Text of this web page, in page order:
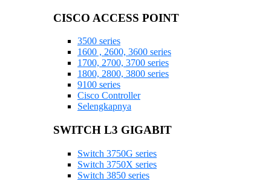
CISCO ACCESS POINT
3500 series
1600 , 2600, 3600 series
1700, 2700, 3700 series
1800, 2800, 3800 series
9100 series
Cisco Controller
Selengkapnya
SWITCH L3 GIGABIT
Switch 3750G series
Switch 3750X series
Switch 3850 series